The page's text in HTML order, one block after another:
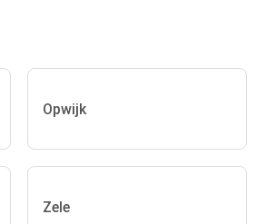
Opwijk
Zele